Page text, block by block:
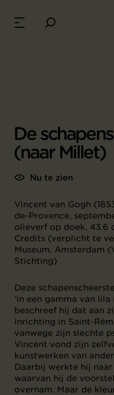
De
(naar Millet)
Nu te zien
Vincent van Gogh
de-Provence,
olieverf op doek, 43.6
Credits (verplicht te
Museum, Amsterdam
Stichting)
Deze
‘in een gamma van lila
beschreef hij dat aan
inrichting in Saint-
vanwege zijn slechte
Vincent vond zijn
kunstwerken van
Daarbij werkte hij
waarvan hij de
overnam. Maar de